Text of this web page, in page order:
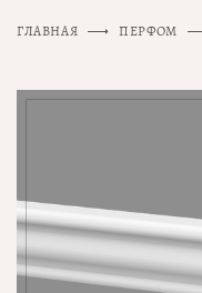
ГЛАВНАЯ ПЕРФОМ